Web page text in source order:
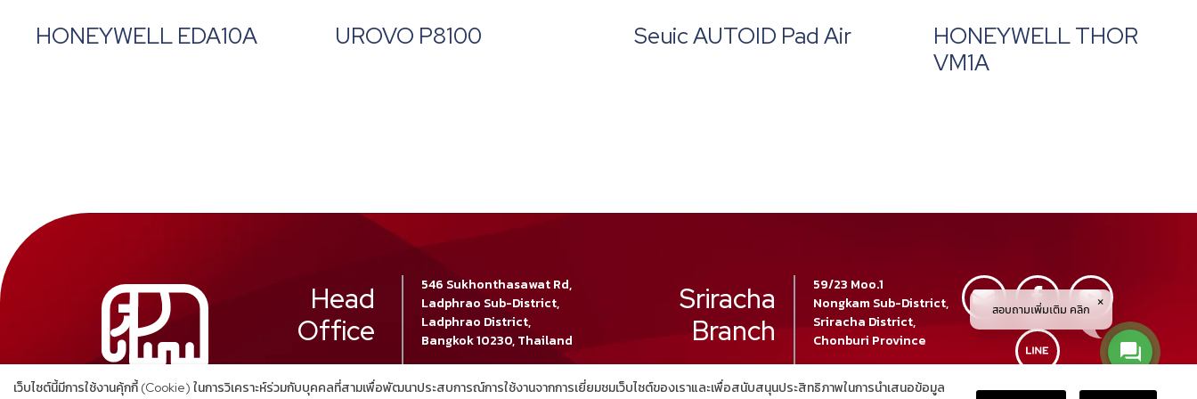
HONEYWELL EDA10A UROVO P8100 Seuic AUTOID Pad Air
HONEYWELL THOR
VM1A
Head
Office
546 Sukhonthasawat Rd,
Ladphrao Sub-District,
Ladphrao District,
Bangkok 10230, Thailand
Fax :02 025 8880
Sriracha
Branch
59/23 Moo.1
Nongkam Sub-District,
Sriracha District,
Chonburi Province
Fax :038 320 887
เว็บไซต์นี้มีการใช้งานคุ้กกี้ (Cookie) ในการวิเคราะห์ร่วมกับบุคคลที่สามเพื่อพัฒนาประสบการณ์การใช้งานจากการเยี่ยมชมเว็บไซต์ของเราและเพื่อสนับสนุนประสิทธิภาพในการนำเสนอข้อมูล
สอบถามเพิ่มเติม คลิก